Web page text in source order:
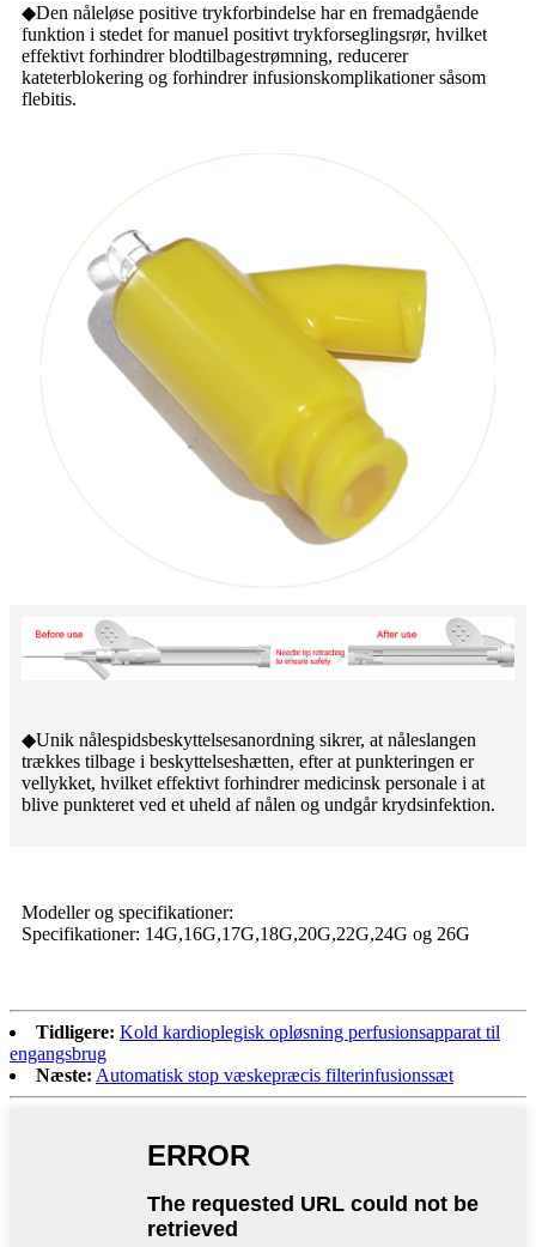
◆Den nåleløse positive trykforbindelse har en fremadgående
funktion i stedet for manuel positivt trykforseglingsrør, hvilket
effektivt forhindrer blodtilbagestrømning, reducerer
kateterblokering og forhindrer infusionskomplikationer såsom
flebitis.
◆Unik nålespidsbeskyttelsesanordning sikrer, at nåleslangen
trækkes tilbage i beskyttelseshætten, efter at punkteringen er
vellykket, hvilket effektivt forhindrer medicinsk personale i at
blive punkteret ved et uheld af nålen og undgår krydsinfektion.
Modeller og specifikationer:
Specifikationer: 14G,16G,17G,18G,20G,22G,24G og 26G
Tidligere: Kold kardioplegisk opløsning perfusionsapparat til
engangsbrug
Næste: Automatisk stop væskepræcis filterinfusionssæt